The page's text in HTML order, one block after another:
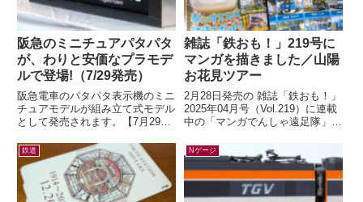
阪急のミニチュアパタパタ
が、わりと安価なプラモデ
ルで登場!（7/29発売）
阪急電車のパタパタ表示機のミニ
チュアモデルが組み立て式モデル
として発売されます。【7月29日
タパタ表示機が新登場！（HAN...
雑誌「鉄おも！」219号に
マンガを描きました／山陽
お花見ツアー
2月28日発売の 雑誌「鉄おも！」
2025年04月号（Vol.219）に連載
中の「マンガでんしゃ遠足隊」最
ロマンの山陽お花見ツアー...
鉄道 Nゲージ